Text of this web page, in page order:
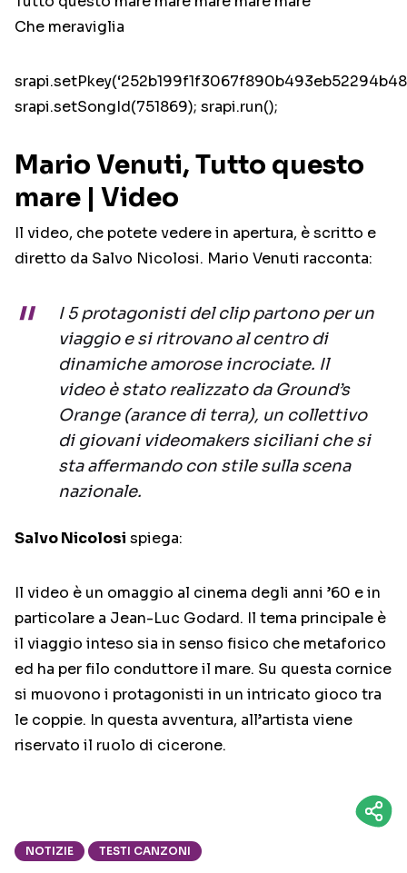
Che meraviglia
srapi.setSongId(751869); srapi.run();
Mario Venuti, Tutto questo
mare | Video
Il video, che potete vedere in apertura, è scritto e
diretto da Salvo Nicolosi. Mario Venuti racconta:
I 5 protagonisti del clip partono per un
viaggio e si ritrovano al centro di
dinamiche amorose incrociate. Il
video è stato realizzato da Ground’s
Orange (arance di terra), un collettivo
di giovani videomakers siciliani che si
sta affermando con stile sulla scena
nazionale.
Salvo Nicolosi spiega:
Il video è un omaggio al cinema degli anni ’60 e in
particolare a Jean-Luc Godard. Il tema principale è
il viaggio inteso sia in senso fisico che metaforico
ed ha per filo conduttore il mare. Su questa cornice
si muovono i protagonisti in un intricato gioco tra
le coppie. In questa avventura, all’artista viene
riservato il ruolo di cicerone.
NOTIZIE TESTI CANZONI